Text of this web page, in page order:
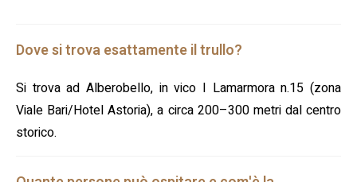
Dove si trova esattamente il trullo?
Si trova ad Alberobello, in vico I Lamarmora n.15 (zona
Viale Bari/Hotel Astoria), a circa 200–300 metri dal centro
storico.